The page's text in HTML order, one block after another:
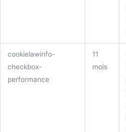
cookielawinfo-
checkbox-
performance
11
mois